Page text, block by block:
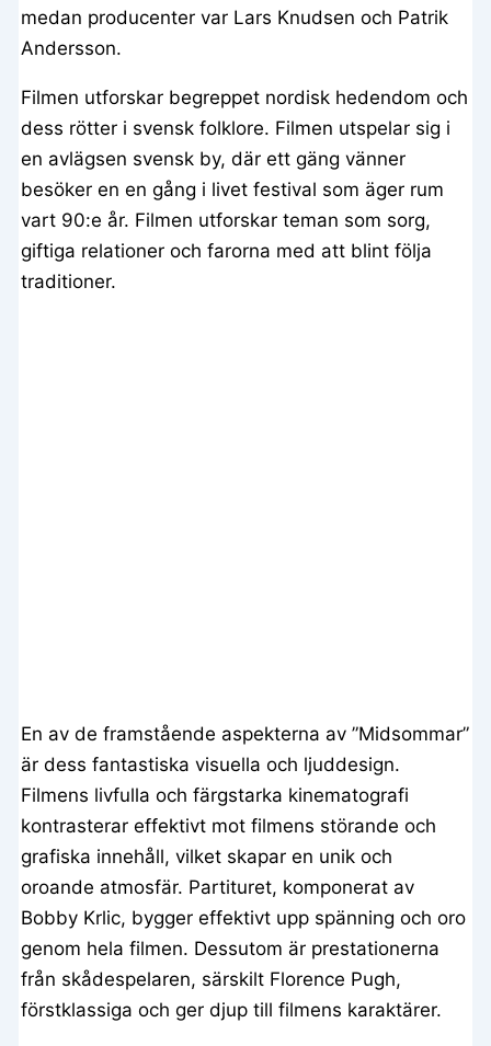
medan producenter var Lars Knudsen och Patrik
Andersson.
Filmen utforskar begreppet nordisk hedendom och
dess rötter i svensk folklore. Filmen utspelar sig i
en avlägsen svensk by, där ett gäng vänner
besöker en en gång i livet festival som äger rum
vart 90:e år. Filmen utforskar teman som sorg,
giftiga relationer och farorna med att blint följa
traditioner.
En av de framstående aspekterna av ”Midsommar”
är dess fantastiska visuella och ljuddesign.
Filmens livfulla och färgstarka kinematografi
kontrasterar effektivt mot filmens störande och
grafiska innehåll, vilket skapar en unik och
oroande atmosfär. Partituret, komponerat av
Bobby Krlic, bygger effektivt upp spänning och oro
genom hela filmen. Dessutom är prestationerna
från skådespelaren, särskilt Florence Pugh,
förstklassiga och ger djup till filmens karaktärer.